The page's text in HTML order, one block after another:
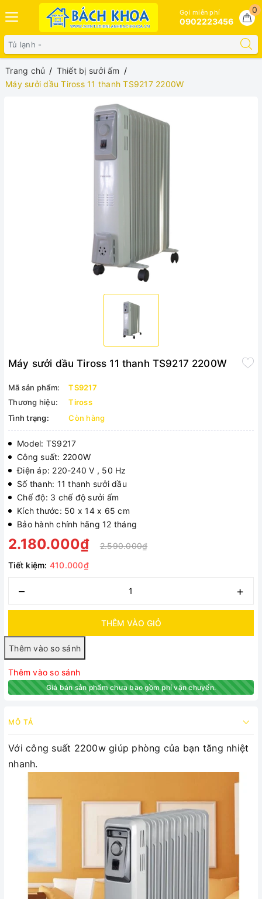
0
Gọi miễn phí
0902223456
Trang chủ
Thiết bị sưởi ấm
Máy sưởi dầu Tiross 11 thanh TS9217 2200W
Máy sưởi dầu Tiross 11 thanh TS9217 2200W
Mã sản phẩm:
TS9217
Thương hiệu:
Tiross
Tình trạng:
Còn hàng
Model: TS9217
Công suất: 2200W
Điện áp: 220-240 V , 50 Hz
Số thanh: 11 thanh sưởi dầu
Chế độ: 3 chế độ sưởi ấm
Kích thước: 50 x 14 x 65 cm
Bảo hành chính hãng 12 tháng
2.180.000₫
2.590.000₫
Tiết kiệm: 410.000₫
– +
THÊM VÀO GIỎ
Thêm vào so sánh
Giá bán sản phẩm chưa bao gồm phí vận chuyển.
MÔ TẢ
Với công suất 2200w giúp phòng của bạn tăng nhiệt
nhanh.